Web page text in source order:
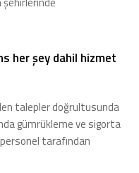
her şey dahil hizmet
talepler doğrultusunda
gümrükleme ve sigorta
tarafından